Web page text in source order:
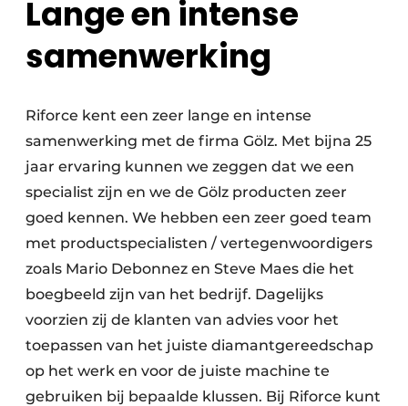
Lange en intense
samenwerking
Riforce kent een zeer lange en intense
samenwerking met de firma Gölz. Met bijna 25
jaar ervaring kunnen we zeggen dat we een
specialist zijn en we de Gölz producten zeer
goed kennen. We hebben een zeer goed team
met productspecialisten / vertegenwoordigers
zoals Mario Debonnez en Steve Maes die het
boegbeeld zijn van het bedrijf. Dagelijks
voorzien zij de klanten van advies voor het
toepassen van het juiste diamantgereedschap
op het werk en voor de juiste machine te
gebruiken bij bepaalde klussen. Bij Riforce kunt